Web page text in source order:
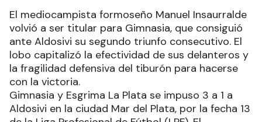
El mediocampista formoseño Manuel Insaurralde
volvió a ser titular para Gimnasia, que consiguió
ante Aldosivi su segundo triunfo consecutivo. El
lobo capitalizó la efectividad de sus delanteros y
la fragilidad defensiva del tiburón para hacerse
con la victoria.
Gimnasia y Esgrima La Plata se impuso 3 a 1 a
Aldosivi en la ciudad Mar del Plata, por la fecha 13